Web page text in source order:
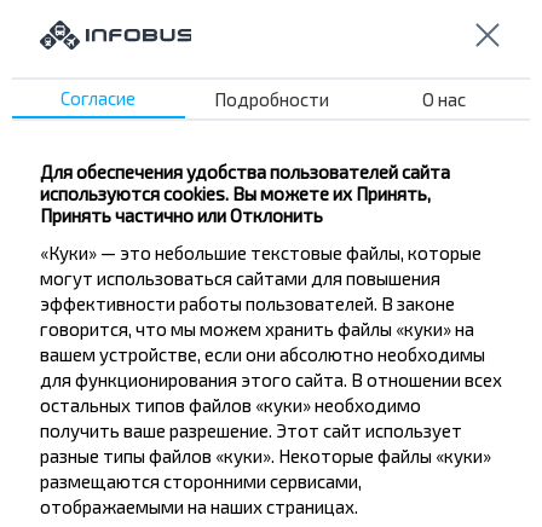
Вопрос - Ответ
Как купить билеты на рейс
Универмаг, ГОМЕЛЬ ГОМЕЛЬСКАЯ
ОБЛ. Беларусь-Широкое, поворот,
Буда-Кошелевский р-н ГОМЕЛЬСКАЯ
ОБЛ.?
Есть ли ограничения на поездки по
маршруту Универмаг, ГОМЕЛЬ
Согласие Подробности О нас
Для обеспечения удобства пользователей сайта
используются cookies. Вы можете их Принять,
Принять частично или Отклонить
«Куки» — это небольшие текстовые файлы, которые
могут использоваться сайтами для повышения
эффективности работы пользователей. В законе
говорится, что мы можем хранить файлы «куки» на
вашем устройстве, если они абсолютно необходимы
для функционирования этого сайта. В отношении всех
остальных типов файлов «куки» необходимо
получить ваше разрешение. Этот сайт использует
разные типы файлов «куки». Некоторые файлы «куки»
размещаются сторонними сервисами,
отображаемыми на наших страницах.